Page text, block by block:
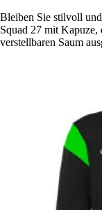
Bleiben Sie stilvoll
Squad 27 mit Kapuze,
verstellbaren Saum